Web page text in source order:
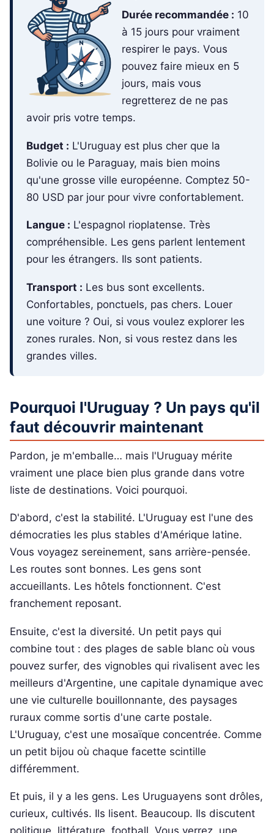
Durée recommandée : 10
à 15 jours pour vraiment
respirer le pays. Vous
pouvez faire mieux en 5
jours, mais vous
regretterez de ne pas
avoir pris votre temps.
Budget : L'Uruguay est plus cher que la
Bolivie ou le Paraguay, mais bien moins
qu'une grosse ville européenne. Comptez 50-
80 USD par jour pour vivre confortablement.
Langue : L'espagnol rioplatense. Très
compréhensible. Les gens parlent lentement
pour les étrangers. Ils sont patients.
Transport : Les bus sont excellents.
Confortables, ponctuels, pas chers. Louer
une voiture ? Oui, si vous voulez explorer les
zones rurales. Non, si vous restez dans les
grandes villes.
Pourquoi l'Uruguay ? Un pays qu'il
faut découvrir maintenant
Pardon, je m'emballe… mais l'Uruguay mérite
vraiment une place bien plus grande dans votre
liste de destinations. Voici pourquoi.
D'abord, c'est la stabilité. L'Uruguay est l'une des
démocraties les plus stables d'Amérique latine.
Vous voyagez sereinement, sans arrière-pensée.
Les routes sont bonnes. Les gens sont
accueillants. Les hôtels fonctionnent. C'est
franchement reposant.
Ensuite, c'est la diversité. Un petit pays qui
combine tout : des plages de sable blanc où vous
pouvez surfer, des vignobles qui rivalisent avec les
meilleurs d'Argentine, une capitale dynamique avec
une vie culturelle bouillonnante, des paysages
ruraux comme sortis d'une carte postale.
L'Uruguay, c'est une mosaïque concentrée. Comme
un petit bijou où chaque facette scintille
différemment.
Et puis, il y a les gens. Les Uruguayens sont drôles,
curieux, cultivés. Ils lisent. Beaucoup. Ils discutent